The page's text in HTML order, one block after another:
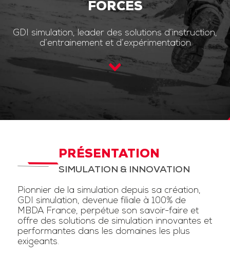
FORCES
GDI simulation, leader des solutions d’instruction,
d’entrainement et d’expérimentation
PRÉSENTATION
SIMULATION & INNOVATION
Pionnier de la simulation depuis sa création,
GDI simulation, devenue filiale à 100% de
MBDA France, perpétue son savoir-faire et
offre des solutions de simulation innovantes et
performantes dans les domaines les plus
exigeants.